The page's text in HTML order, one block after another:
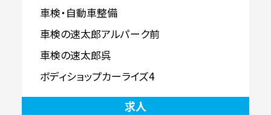
車検・自動車整備
車検の速太郎アルパーク前
車検の速太郎呉
ボディショップカーライズ4
求人